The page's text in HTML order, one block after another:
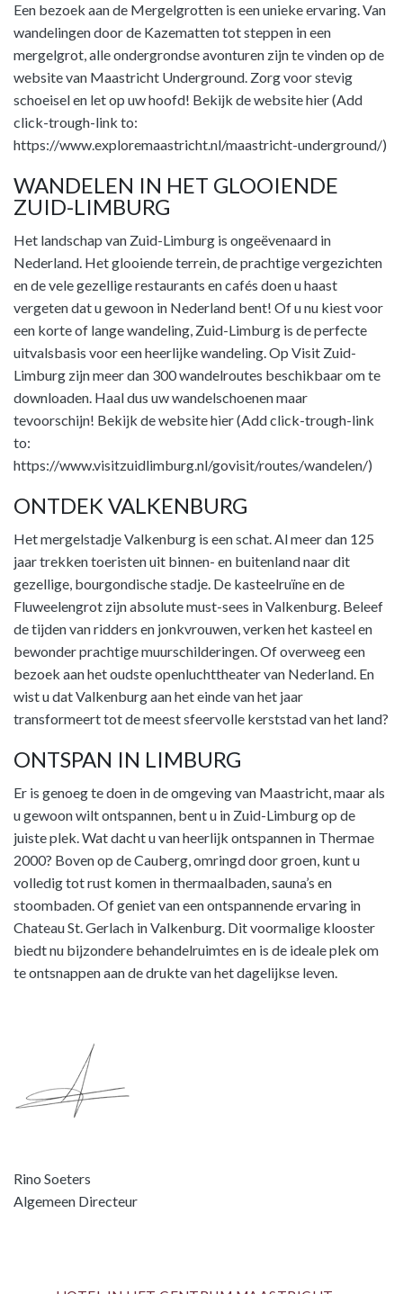
Een bezoek aan de Mergelgrotten is een unieke ervaring. Van
wandelingen door de Kazematten tot steppen in een
mergelgrot, alle ondergrondse avonturen zijn te vinden op de
website van Maastricht Underground. Zorg voor stevig
schoeisel en let op uw hoofd! Bekijk de website hier (Add
click-trough-link to:
https://www.exploremaastricht.nl/maastricht-underground/)
WANDELEN IN HET GLOOIENDE
ZUID-LIMBURG
Het landschap van Zuid-Limburg is ongeëvenaard in
Nederland. Het glooiende terrein, de prachtige vergezichten
en de vele gezellige restaurants en cafés doen u haast
vergeten dat u gewoon in Nederland bent! Of u nu kiest voor
een korte of lange wandeling, Zuid-Limburg is de perfecte
uitvalsbasis voor een heerlijke wandeling. Op Visit Zuid-
Limburg zijn meer dan 300 wandelroutes beschikbaar om te
downloaden. Haal dus uw wandelschoenen maar
tevoorschijn! Bekijk de website hier (Add click-trough-link
to:
https://www.visitzuidlimburg.nl/govisit/routes/wandelen/)
ONTDEK VALKENBURG
Het mergelstadje Valkenburg is een schat. Al meer dan 125
jaar trekken toeristen uit binnen- en buitenland naar dit
gezellige, bourgondische stadje. De kasteelruïne en de
Fluweelengrot zijn absolute must-sees in Valkenburg. Beleef
de tijden van ridders en jonkvrouwen, verken het kasteel en
bewonder prachtige muurschilderingen. Of overweeg een
bezoek aan het oudste openluchttheater van Nederland. En
wist u dat Valkenburg aan het einde van het jaar
transformeert tot de meest sfeervolle kerststad van het land?
ONTSPAN IN LIMBURG
Er is genoeg te doen in de omgeving van Maastricht, maar als
u gewoon wilt ontspannen, bent u in Zuid-Limburg op de
juiste plek. Wat dacht u van heerlijk ontspannen in Thermae
2000? Boven op de Cauberg, omringd door groen, kunt u
volledig tot rust komen in thermaalbaden, sauna’s en
stoombaden. Of geniet van een ontspannende ervaring in
Chateau St. Gerlach in Valkenburg. Dit voormalige klooster
biedt nu bijzondere behandelruimtes en is de ideale plek om
te ontsnappen aan de drukte van het dagelijkse leven.
Rino Soeters
Algemeen Directeur